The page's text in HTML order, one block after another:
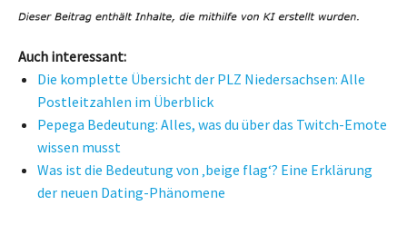
Auch interessant:
Die komplette Übersicht der PLZ Niedersachsen: Alle
Postleitzahlen im Überblick
Pepega Bedeutung: Alles, was du über das Twitch-Emote
wissen musst
Was ist die Bedeutung von ‚beige flag‘? Eine Erklärung
der neuen Dating-Phänomene